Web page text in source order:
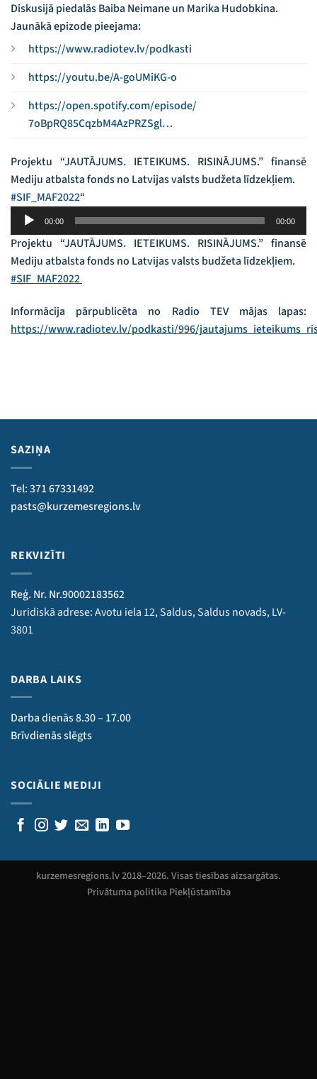
Diskusijā piedalās Baiba Neimane un Marika Hudobkina.
Jaunākā epizode pieejama:
https://www.radiotev.lv/podkasti
https://youtu.be/A-goUMiKG-o
https://open.spotify.com/episode/
7oBpRQ85CqzbM4AzPRZSgl…
Projektu “JAUTĀJUMS. IETEIKUMS. RISINĀJUMS.” finansē
Mediju atbalsta fonds no Latvijas valsts budžeta līdzekļiem.
#SIF_MAF2022“
Audio
atskaņotājs
00:00 00:00
Projektu “JAUTĀJUMS. IETEIKUMS. RISINĀJUMS.” finansē
Mediju atbalsta fonds no Latvijas valsts budžeta līdzekļiem.
#SIF_MAF2022
Informācija pārpublicēta no Radio TEV mājas lapas:
https://www.radiotev.lv/podkasti/996/
SAZIŅA
Tel: 371 67331492
pasts@kurzemesregions.lv
REKVIZĪTI
Reģ. Nr. Nr.90002183562
Juridiskā adrese: Avotu iela 12, Saldus, Saldus novads, LV-
3801
DARBA LAIKS
Darba dienās 8.30 – 17.00
Brīvdienās slēgts
SOCIĀLIE MEDIJI
kurzemesregions.lv 2018–2026. Visas tiesības aizsargātas.
Privātuma politika Piekļūstamība